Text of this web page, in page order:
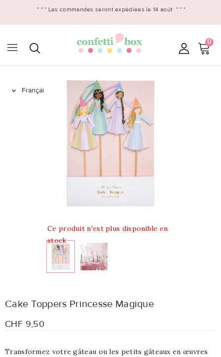
* * * Les commandes seront expédiées le 14 août * * *
0

Ce produit n'est plus disponible en
stock
Cake Toppers Princesse Magique
CHF 9,50
Transformez votre gâteau ou les petits gâteaux en œuvres